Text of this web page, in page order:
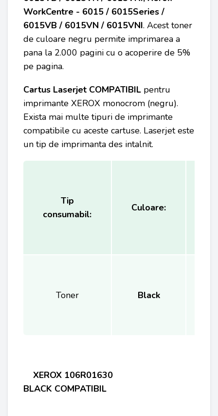
WorkCentre - 6015 / 6015Series /
6015VB / 6015VN / 6015VNI. Acest toner
de culoare negru permite imprimarea a
pana la 2.000 pagini cu o acoperire de 5%
pe pagina.
Cartus Laserjet COMPATIBIL pentru
imprimante XEROX monocrom (negru).
Exista mai multe tipuri de imprimante
compatibile cu aceste cartuse. Laserjet este
un tip de imprimanta des intalnit.
Tip
consumabil:
Culoare:
Toner Black
XEROX 106R01630
BLACK COMPATIBIL